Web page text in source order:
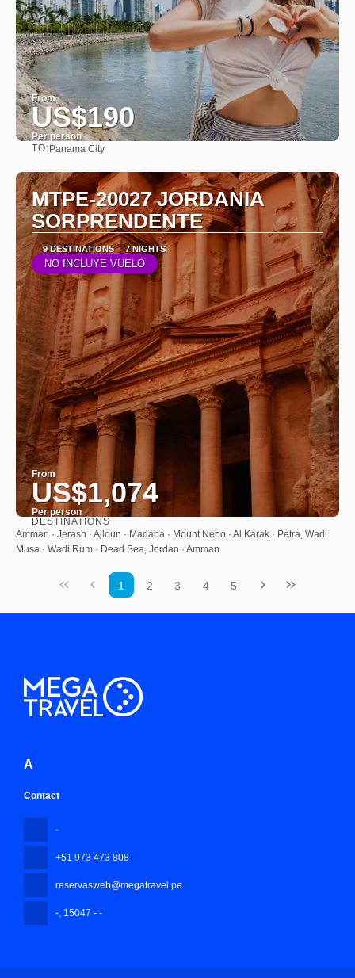
From
US$190
Per person
TO:Panama City
MTPE-20027 JORDANIA
SORPRENDENTE
9 DESTINATIONS 7 NIGHTS
NO INCLUYE VUELO
From
US$1,074
Per person
See
DESTINATIONS
Amman · Jerash · Ajloun · Madaba · Mount Nebo · Al Karak · Petra, Wadi
Musa · Wadi Rum · Dead Sea, Jordan · Amman
1 2 3 4 5
A
Contact
-
+51 973 473 808
reservasweb@megatravel.pe
- , 15047 - -